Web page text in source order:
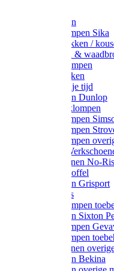
Werksokken
Schoenklompen Sika
Thermo sokken /
Lieslaarzen &
Houten klompen
Wandelsokken
Laarzen vrije tijd
Werklaarzen Dunlop
Kunststof klompen
Schoenklompen
Schoenklompen
Schoenklompen
Wandel-/
Werkschoenen No-
Klomppantoffel
Werklaarzen Grisport
Accessoires
Houten klompen
Werklaarzen Sixton
Schoenklompen
Schoenklompen
Werkschoenen
Werklaarzen Bekina